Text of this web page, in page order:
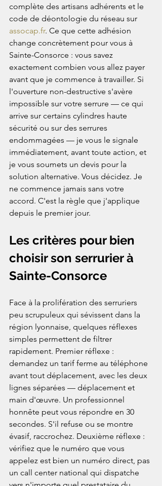
complète des artisans adhérents et le
code de déontologie du réseau sur
assocap.fr. Ce que cette adhésion
change concrètement pour vous à
Sainte-Consorce : vous savez
exactement combien vous allez payer
avant que je commence à travailler. Si
l'ouverture non-destructive s'avère
impossible sur votre serrure — ce qui
arrive sur certains cylindres haute
sécurité ou sur des serrures
endommagées — je vous le signale
immédiatement, avant toute action, et
je vous soumets un devis pour la
solution alternative. Vous décidez. Je
ne commence jamais sans votre
accord. C'est la règle que j'applique
depuis le premier jour.
Les critères pour bien
choisir son serrurier à
Sainte-Consorce
Face à la prolifération des serruriers
peu scrupuleux qui sévissent dans la
région lyonnaise, quelques réflexes
simples permettent de filtrer
rapidement. Premier réflexe :
demandez un tarif ferme au téléphone
avant tout déplacement, avec les deux
lignes séparées — déplacement et
main d'œuvre. Un professionnel
honnête peut vous répondre en 30
secondes. S'il refuse ou se montre
évasif, raccrochez. Deuxième réflexe :
vérifiez que le numéro que vous
appelez est bien un numéro direct, pas
un call center national qui dispatche